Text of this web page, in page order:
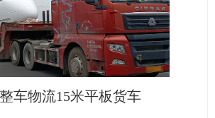
车物流15米平板货车